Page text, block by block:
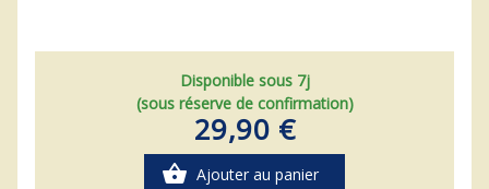
Disponible sous 7j
(sous réserve de confirmation)
29,90 €
shopping_basket Ajouter au panier